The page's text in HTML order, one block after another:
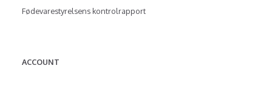
Fødevarestyrelsens kontrolrapport
ACCOUNT